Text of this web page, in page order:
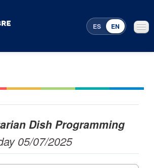
ES EN
Dish Programming
05/07/2025